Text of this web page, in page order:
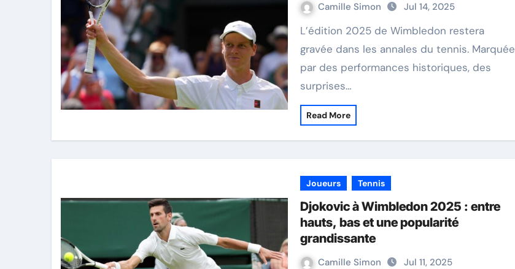
Camille Simon Jul 14, 2025
L’édition 2025 de Wimbledon restera
gravée dans les annales du tennis. Marquée
par des performances historiques, des
surprises…
Read More
Joueurs Tennis
Djokovic à Wimbledon 2025 : entre
hauts, bas et une popularité
grandissante
Camille Simon Jul 11, 2025